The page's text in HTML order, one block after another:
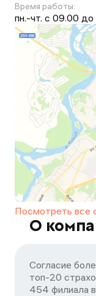
Время работы:
пн.-чт. с 09.00
Посмотреть все
О
Согласие
топ-20
454 филиала